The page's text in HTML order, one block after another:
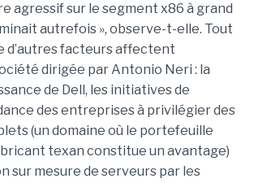
agressif sur le segment x86 à grand
autrefois », observe-t-elle. Tout
d’autres facteurs affectent
dirigée par Antonio Neri : la
de Dell, les initiatives de
des entreprises à privilégier des
(un domaine où le portefeuille
texan constitue un avantage)
sur mesure de serveurs par les